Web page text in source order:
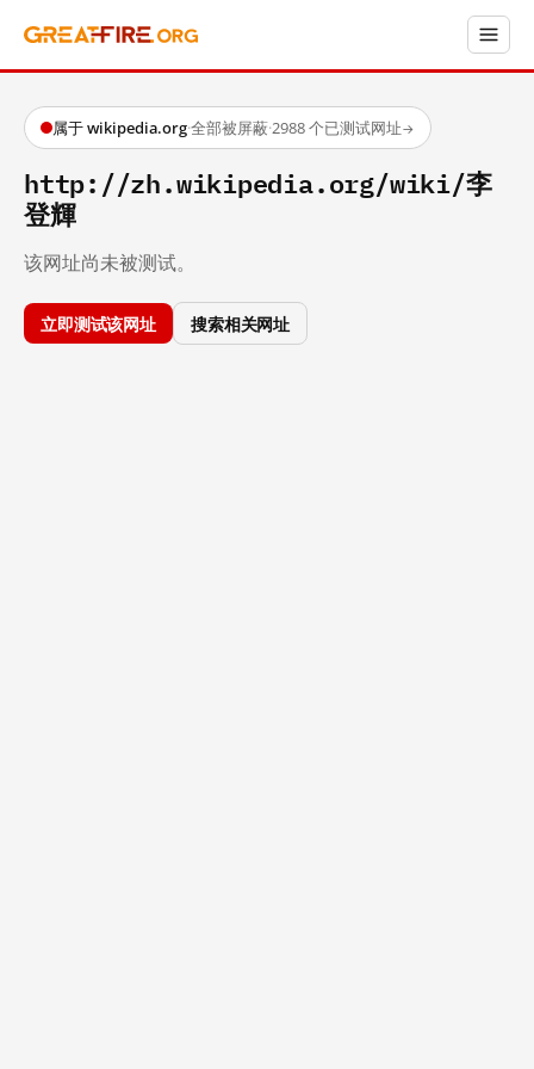
属于 wikipedia.org·全部被屏蔽·2988 个已测试网址→
http://zh.wikipedia.org/wiki/李
登輝
该网址尚未被测试。
立即测试该网址 搜索相关网址